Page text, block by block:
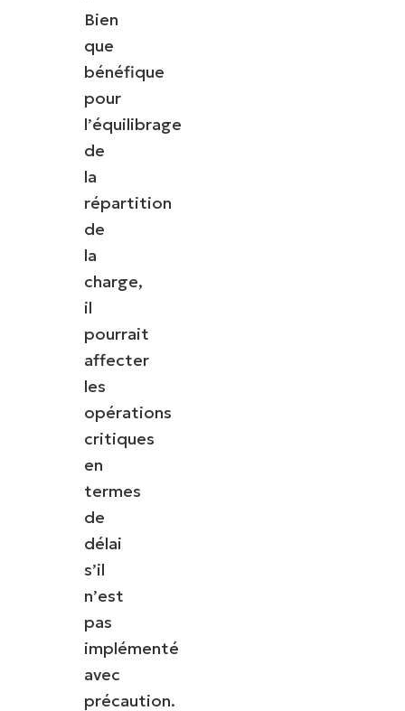
Bien
que
bénéfique
pour
l’équilibrage
de
la
répartition
de
la
charge,
il
pourrait
affecter
les
opérations
critiques
en
termes
de
délai
s’il
n’est
pas
implémenté
avec
précaution.